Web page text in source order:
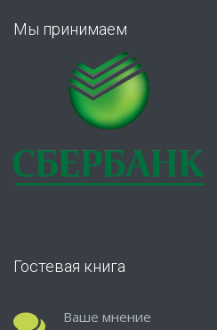
Мы принимаем
Гостевая книга
Ваше мнение